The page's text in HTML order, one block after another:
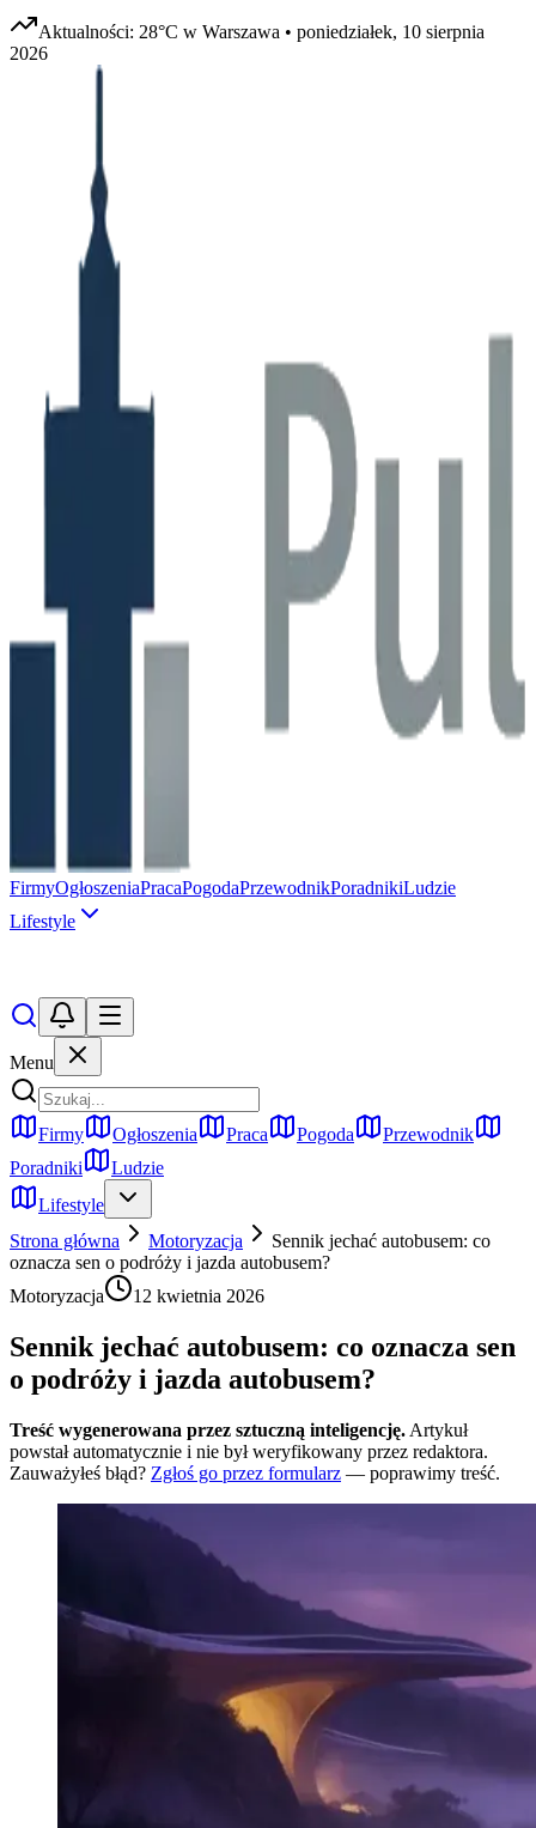
Aktualności: 28°C w Warszawa • poniedziałek, 10 sierpnia
2026
FirmyOgłoszeniaPracaPogodaPrzewodnikPoradnikiLudzie
Lifestyle
Menu
Firmy Ogłoszenia Praca Pogoda
Przewodnik
Poradniki
Ludzie
Lifestyle
Strona główna
Motoryzacja
Sennik jechać autobusem: co
oznacza sen o podróży i jazda autobusem?
Motoryzacja
12 kwietnia 2026
Sennik jechać autobusem: co oznacza sen
o podróży i jazda autobusem?
Treść wygenerowana przez sztuczną inteligencję. Artykuł
powstał automatycznie i nie był weryfikowany przez redaktora.
Zauważyłeś błąd? Zgłoś go przez formularz — poprawimy treść.